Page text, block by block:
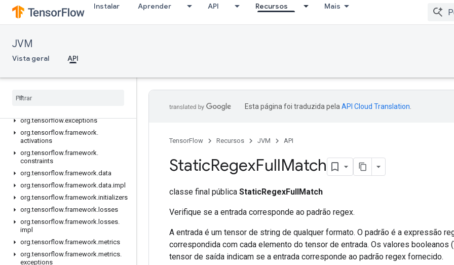
Instalar Aprender API Recursos Mais
JVM
Vista geral API
Visão geral
org.tensorflow.exceptions
org.tensorflow.framework.
activations
org.tensorflow.framework.
constraints
org.tensorflow.framework.data
org.tensorflow.framework.data.impl
org.tensorflow.framework.initializers
org.tensorflow.framework. losses
org.tensorflow.framework. losses.
impl
org.tensorflow.framework.metrics
org.tensorflow.framework.metrics.
exceptions
Esta página foi traduzida pela API Cloud Translation
TensorFlow Recursos JVM API
StaticRegexFullMatch
classe final pública StaticRegexFullMatch
Verifique se a entrada corresponde ao padrão regex.
A entrada é um tensor de string de qualquer formato. O padrão é a expressão
correspondida com cada elemento do tensor de entrada. Os valores booleanos
tensor de saída indicam se a entrada corresponde ao padrão regex fornecido.